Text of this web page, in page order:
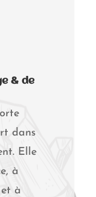
& de
dans
Elle
à
à